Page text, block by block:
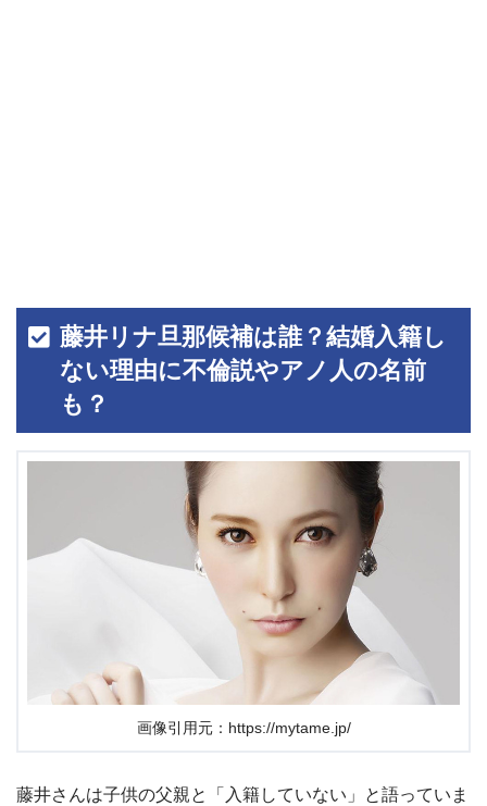
藤井リナ旦那候補は誰？結婚入籍し
ない理由に不倫説やアノ人の名前
も？
画像引用元：https://mytame.jp/
藤井さんは子供の父親と「入籍していない」と語っていま